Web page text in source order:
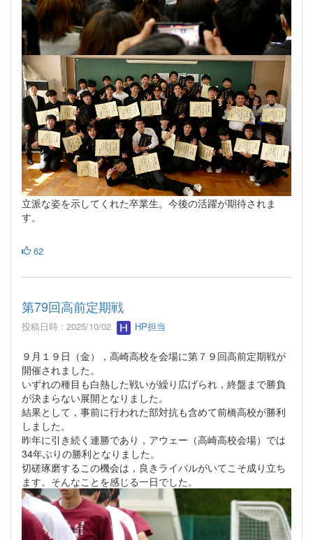
立派な姿を示してくれた卒業生。今後の活躍が期待されま
す。
62
第79回高前定期戦
投稿日時 : 2025/10/02 HP担当
９月１９日（金），高崎高校を会場に第７９回高前定期戦が
開催されました。
いずれの種目も白熱した戦いが繰り広げられ，終盤まで勝負
が決まらない展開となりました。
結果として，事前に行われた部対抗も含めて前橋高校が勝利
しました。
昨年に引き続く連勝であり，アウェー（高崎高校会場）では
34年ぶりの勝利となりました。
切磋琢磨するこの機会は，良きライバルがいてこそ成り立ち
ます。そんなことを感じる一日でした。